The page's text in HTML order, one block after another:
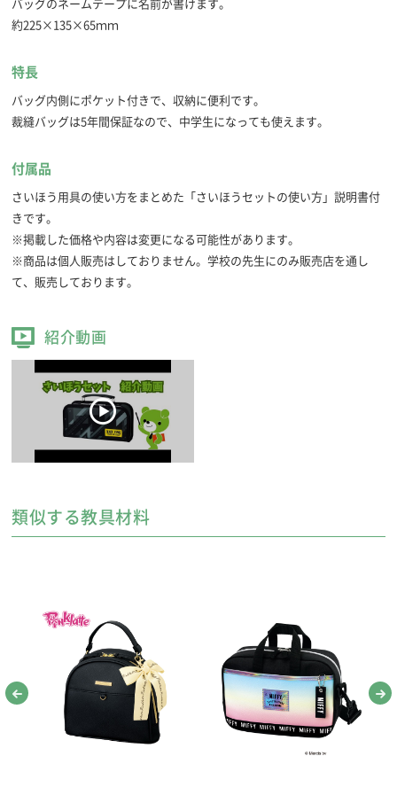
バッグのネームテープに名前が書けます。
約225×135×65ｍｍ
特長
バッグ内側にポケット付きで、収納に便利です。
裁縫バッグは5年間保証なので、中学生になっても使えます。
付属品
さいほう用具の使い方をまとめた「さいほうセットの使い方」説明書付
きです。
ニードルボックス
※針を使うときは、針プレートの中央に指をかけゆっくり手前に引き起
こしてください。
（まち針10本/マジック針1本/長針2本/中針1本/短針2本/ししゅう針1
本）
・糸通しかんたん、マジック針入り。
・糸が通しやすい、針あなの大きいぬい針。（当社従来比）
・広島針(曲がりにくくしなる最高の布通り 製造元：チューリップ株式
※掲載した価格や内容は変更になる可能性があります。
※商品は個人販売はしておりません。学校の先生にのみ販売店を通し
て、販売しております。
紹介動画
類似する教具材料